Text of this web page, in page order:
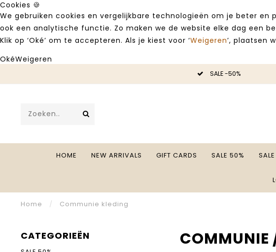
Cookies 🍪
We gebruiken cookies en vergelijkbare technologieën om je beter
ook een analytische functie. Zo maken we de website elke dag een
Klik op ‘Oké’ om te accepteren. Als je kiest voor ‘Weigeren’, plaatsen
OkéWeigeren
SALE -50%
HOME NEW ARRIVALS GIFT CARDS SALE 50%
Home / Communie kleding
CATEGORIEËN COMMUNIE